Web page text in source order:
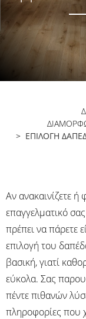
> ΕΠΙΛΟΓΉ
Αν ανακαινίζετε ή
επαγγελματικό
πρέπει να πάρετε
επιλογή του
βασική, γιατί
εύκολα. Σας
πέντε πιθανών
πληροφορίες που